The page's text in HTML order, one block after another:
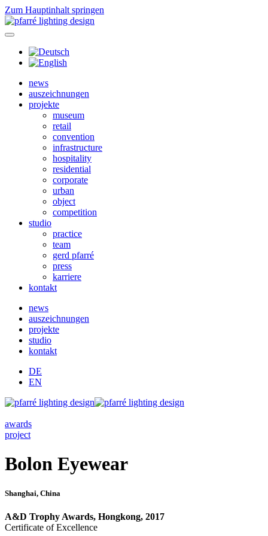
Zum Hauptinhalt springen
news
auszeichnungen
projekte
museum
retail
convention
infrastructure
hospitality
residential
corporate
urban
object
competition
studio
practice
team
gerd pfarré
press
karriere
kontakt
news
auszeichnungen
projekte
studio
kontakt
DE
EN
awards
project
Bolon Eyewear
Shanghai, China
A&D Trophy Awards, Hongkong, 2017
Certificate of Excellence